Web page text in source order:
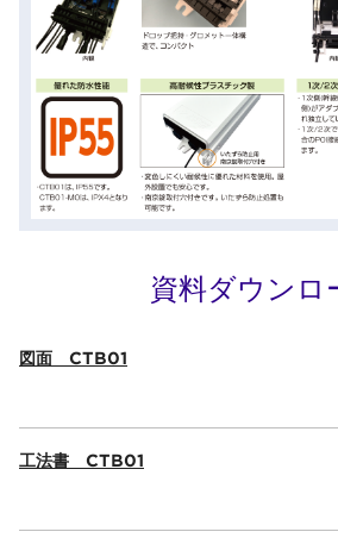
資料ダウンロ
図面 CTB01
工法書 CTB01